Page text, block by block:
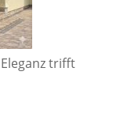
trifft